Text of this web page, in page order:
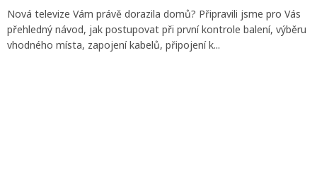
Nová televize Vám právě dorazila domů? Připravili jsme pro Vás
přehledný návod, jak postupovat při první kontrole balení, výběru
vhodného místa, zapojení kabelů, připojení k...